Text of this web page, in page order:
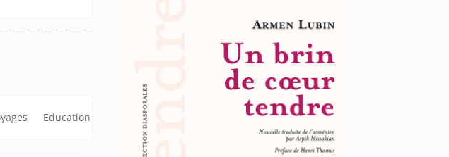
Education